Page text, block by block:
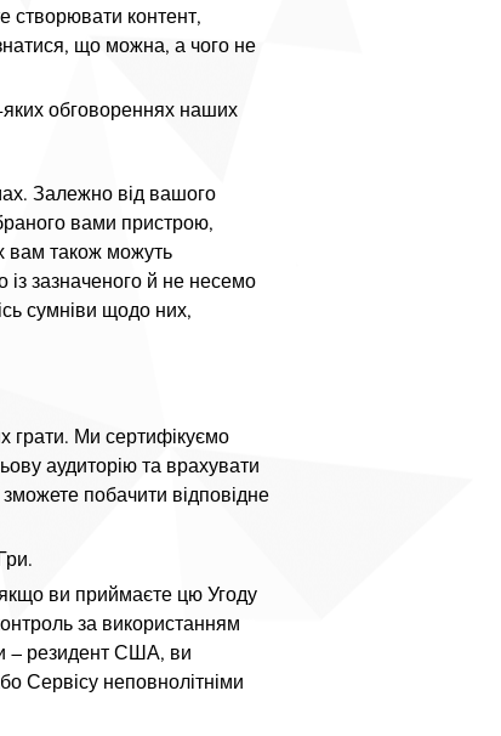
створювати контент,
що можна, а чого не
обговореннях наших
Залежно від вашого
вами пристрою,
вам також можуть
із зазначеного й не несемо
сумніви щодо них,
грати. Ми сертифікуємо
аудиторію та врахувати
побачити відповідне
ви приймаєте цю Угоду
за використанням
– резидент США, ви
Сервісу неповнолітніми